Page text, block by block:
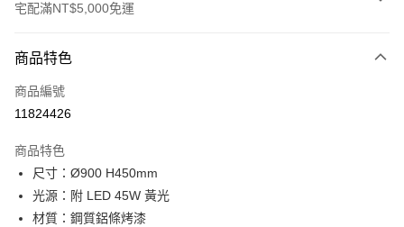
宅配滿NT$5,000免運
信用卡一次付款
LINE Pay
街口支付
悠遊付
商品特色
商品編號
11824426
商品特色
尺寸：Ø900 H450mm
光源：附 LED 45W 黃光
材質：鋼質鋁條烤漆